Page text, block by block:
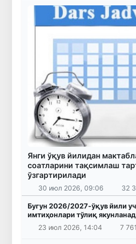
Янги ўқув йилидан
соатларини тақсимлаш
ўзгартирилади
30 июл 2026, 09:06 32
Бугун 2026/2027-ўқув йили
имтиҳонлари тўлиқ
23 июл 2026, 14:04
7 761